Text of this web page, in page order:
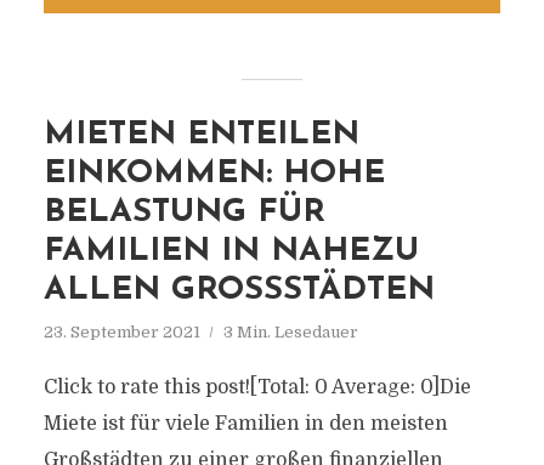
MIETEN ENTEILEN
EINKOMMEN: HOHE
BELASTUNG FÜR
FAMILIEN IN NAHEZU
ALLEN GROSSSTÄDTEN
23. September 2021 3 Min. Lesedauer
Click to rate this post![Total: 0 Average: 0]Die
Miete ist für viele Familien in den meisten
Großstädten zu einer großen finanziellen